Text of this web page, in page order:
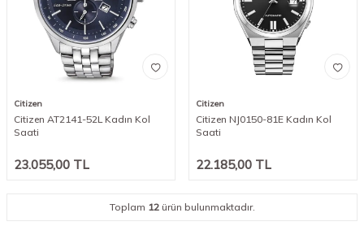
Citizen
Citizen AT2141-52L Kadın Kol
Saati
23.055,00 TL
Citizen
Citizen NJ0150-81E Kadın Kol
Saati
22.185,00 TL
Toplam 12ürün bulunmaktadır.